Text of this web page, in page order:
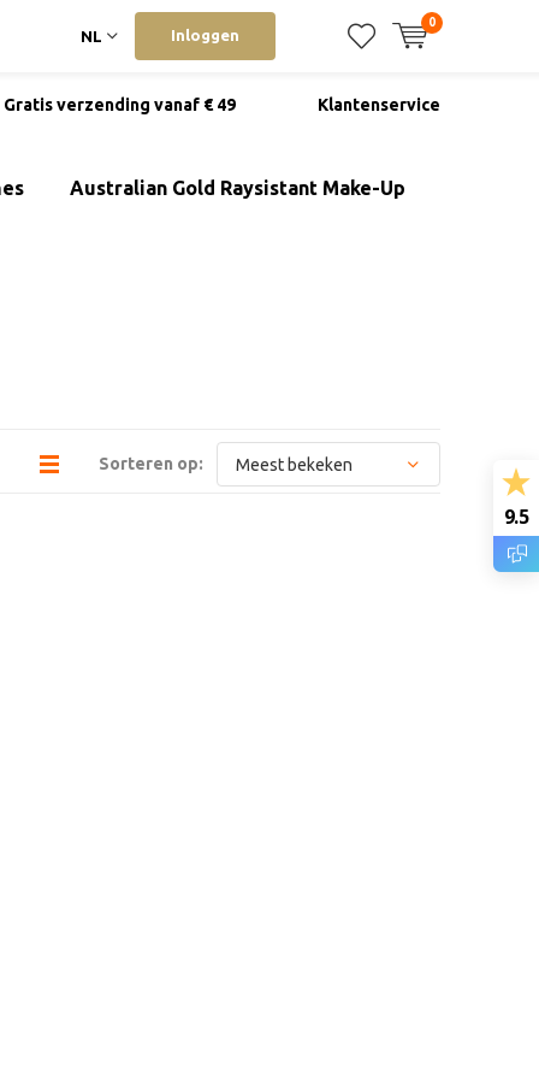
NL Inloggen
0
Gratis verzending vanaf € 49 Klantenservice
Australian Gold Raysistant Make-Up
Sorteren op:
9.5